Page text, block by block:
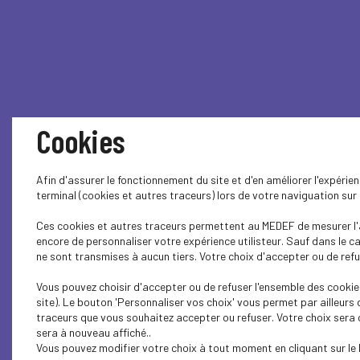
Cookies
Afin d'assurer le fonctionnement du site et d'en améliorer
terminal (cookies et autres traceurs) lors de votre naviguation sur
Ces cookies et autres traceurs permettent au MEDEF de
encore de personnaliser votre expérience utilisteur. Sauf dans le
ne sont transmises à aucun tiers. Votre choix d'accepter ou de
Vous pouvez choisir d'accepter ou de refuser l'ensemble des
site). Le bouton 'Personnaliser vos choix' vous permet par
traceurs que vous souhaitez accepter ou refuser. Votre choix
sera à nouveau affiché..
Vous pouvez modifier votre choix à tout moment en cliquant sur le